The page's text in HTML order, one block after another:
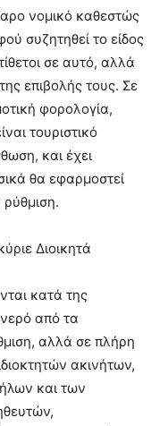
νομικό καθεστώς
συζητηθεί το είδος
σε αυτό, αλλά
επιβολής τους. Σε
φορολογία,
τουριστικό
και έχει
θα εφαρμοστεί
Διοικητά
κατά της
από τα
αλλά σε πλήρη
ακινήτων,
και των